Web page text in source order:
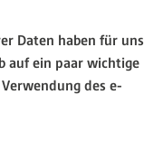
Daten haben für uns
auf ein paar wichtige
des e-